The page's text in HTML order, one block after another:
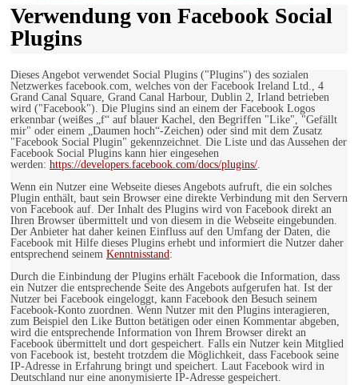
Verwendung von Facebook Social
Plugins
Dieses Angebot verwendet Social Plugins ("Plugins") des sozialen
Netzwerkes facebook.com, welches von der Facebook Ireland Ltd., 4
Grand Canal Square, Grand Canal Harbour, Dublin 2, Irland betrieben
wird ("Facebook"). Die Plugins sind an einem der Facebook Logos
erkennbar (weißes „f“ auf blauer Kachel, den Begriffen "Like", "Gefällt
mir" oder einem „Daumen hoch“-Zeichen) oder sind mit dem Zusatz
"Facebook Social Plugin" gekennzeichnet. Die Liste und das Aussehen der
Facebook Social Plugins kann hier eingesehen
werden: https://developers.facebook.com/docs/plugins/.
Wenn ein Nutzer eine Webseite dieses Angebots aufruft, die ein solches
Plugin enthält, baut sein Browser eine direkte Verbindung mit den Servern
von Facebook auf. Der Inhalt des Plugins wird von Facebook direkt an
Ihren Browser übermittelt und von diesem in die Webseite eingebunden.
Der Anbieter hat daher keinen Einfluss auf den Umfang der Daten, die
Facebook mit Hilfe dieses Plugins erhebt und informiert die Nutzer daher
entsprechend seinem Kenntnisstand:
Durch die Einbindung der Plugins erhält Facebook die Information, dass
ein Nutzer die entsprechende Seite des Angebots aufgerufen hat. Ist der
Nutzer bei Facebook eingeloggt, kann Facebook den Besuch seinem
Facebook-Konto zuordnen. Wenn Nutzer mit den Plugins interagieren,
zum Beispiel den Like Button betätigen oder einen Kommentar abgeben,
wird die entsprechende Information von Ihrem Browser direkt an
Facebook übermittelt und dort gespeichert. Falls ein Nutzer kein Mitglied
von Facebook ist, besteht trotzdem die Möglichkeit, dass Facebook seine
IP-Adresse in Erfahrung bringt und speichert. Laut Facebook wird in
Deutschland nur eine anonymisierte IP-Adresse gespeichert.